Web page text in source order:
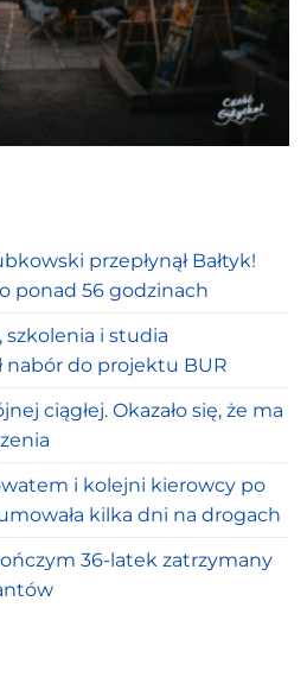
przepłynął Bałtyk!
ponad 56 godzinach
i studia
nabór do projektu BUR
ciągłej. Okazało się, że ma
i kolejni kierowcy po
kilka dni na drogach
36-latek zatrzymany